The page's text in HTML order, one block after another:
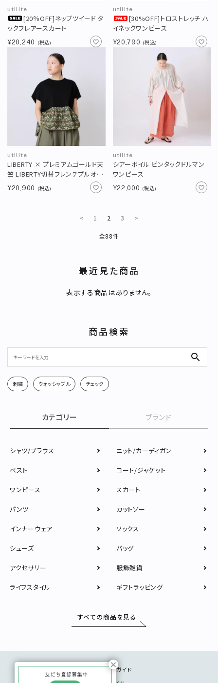
utilite
[20％OFF]ネップツイード タ
ックフレアースカート
¥20,240 (税込)
utilite
[30%OFF]トロストレッチ ハ
イネックワンピース
¥20,790 (税込)
utilite
LIBERTY × プレミアムゴールド天
竺 LIBERTY切替フレンチプルオー
バー
¥20,900 (税込)
utilite
シアーボイル ピンタックドルマン
ワンピース
¥22,000 (税込)
< 1 2 3 >
全88件
最近見た商品
表示する商品はありません。
商品検索
search
刺繍 ウォッシャブル チェック
カテゴリー ブランド
シャツ/ブラウス ニット/カーディガン
ベスト コート/ジャケット
ワンピース スカート
パンツ カットソー
インナーウェア ソックス
シューズ バッグ
アクセサリー 服飾雑貨
ライフスタイル ギフトラッピング
すべての商品を見る
ショッピングガイド